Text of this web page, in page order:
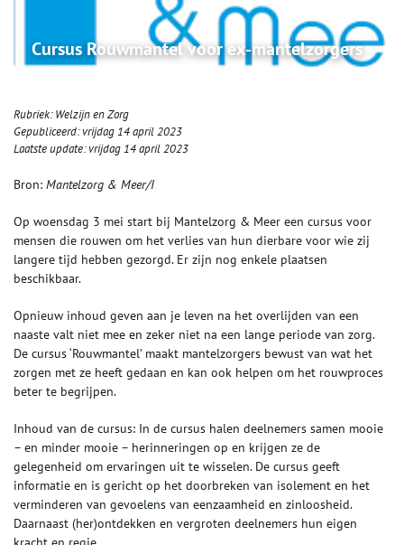
Cursus Rouwmantel voor ex-mantelzorgers
Rubriek:Welzijn en Zorg
Gepubliceerd:vrijdag 14 april 2023
Laatste update:vrijdag 14 april 2023
Bron: Mantelzorg & Meer/I
Op woensdag 3 mei start bij Mantelzorg & Meer een cursus voor
mensen die rouwen om het verlies van hun dierbare voor wie zij
langere tijd hebben gezorgd. Er zijn nog enkele plaatsen
beschikbaar.
Opnieuw inhoud geven aan je leven na het overlijden van een
naaste valt niet mee en zeker niet na een lange periode van zorg.
De cursus ‘Rouwmantel’ maakt mantelzorgers bewust van wat het
zorgen met ze heeft gedaan en kan ook helpen om het rouwproces
beter te begrijpen.
Inhoud van de cursus: In de cursus halen deelnemers samen mooie
– en minder mooie – herinneringen op en krijgen ze de
gelegenheid om ervaringen uit te wisselen. De cursus geeft
informatie en is gericht op het doorbreken van isolement en het
verminderen van gevoelens van eenzaamheid en zinloosheid.
Daarnaast (her)ontdekken en vergroten deelnemers hun eigen